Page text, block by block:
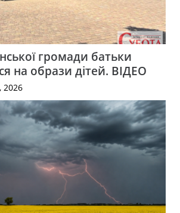
громади батьки
на образи дітей. ВІДЕО
2026